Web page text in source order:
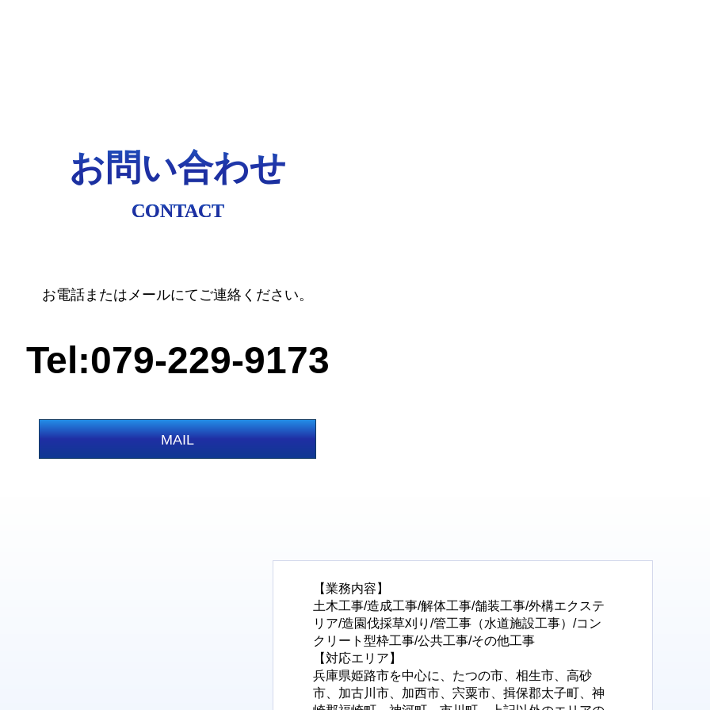
お問い合わせ
CONTACT
お電話またはメールにてご連絡ください。
Tel:079-229-9173
MAIL
【業務内容】
土木工事/造成工事/解体工事/舗装工事/外構エクステ
リア/造園伐採草刈り/管工事（水道施設工事）/コン
クリート型枠工事/公共工事/その他工事
【対応エリア】
兵庫県姫路市を中心に、たつの市、相生市、高砂
市、加古川市、加西市、宍粟市、揖保郡太子町、神